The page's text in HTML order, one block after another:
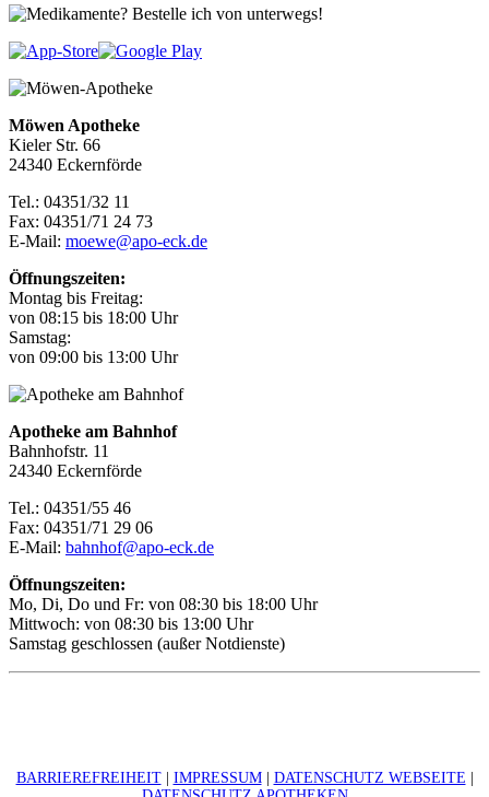
Möwen Apotheke
Kieler Str. 66
24340 Eckernförde
Tel.: 04351/32 11
Fax: 04351/71 24 73
E-Mail: moewe@apo-eck.de
Öffnungszeiten:
Montag bis Freitag:
von 08:15 bis 18:00 Uhr
Samstag:
von 09:00 bis 13:00 Uhr
Apotheke am Bahnhof
Bahnhofstr. 11
24340 Eckernförde
Tel.: 04351/55 46
Fax: 04351/71 29 06
E-Mail: bahnhof@apo-eck.de
Öffnungszeiten:
Mo, Di, Do und Fr: von 08:30 bis 18:00 Uhr
Mittwoch: von 08:30 bis 13:00 Uhr
Samstag geschlossen (außer Notdienste)
BARRIEREFREIHEIT| IMPRESSUM| DATENSCHUTZ WEBSEITE |